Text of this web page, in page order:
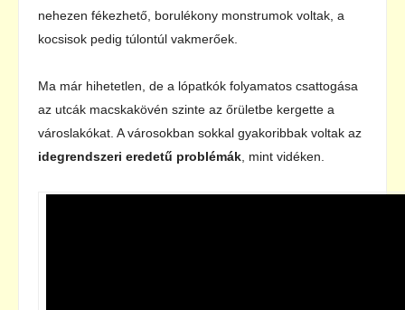
nehezen fékezhető, borulékony monstrumok voltak, a
kocsisok pedig túlontúl vakmerőek.
Ma már hihetetlen, de a lópatkók folyamatos csattogása
az utcák macskakövén szinte az őrületbe kergette a
városlakókat. A városokban sokkal gyakoribbak voltak az
idegrendszeri eredetű problémák , mint vidéken.